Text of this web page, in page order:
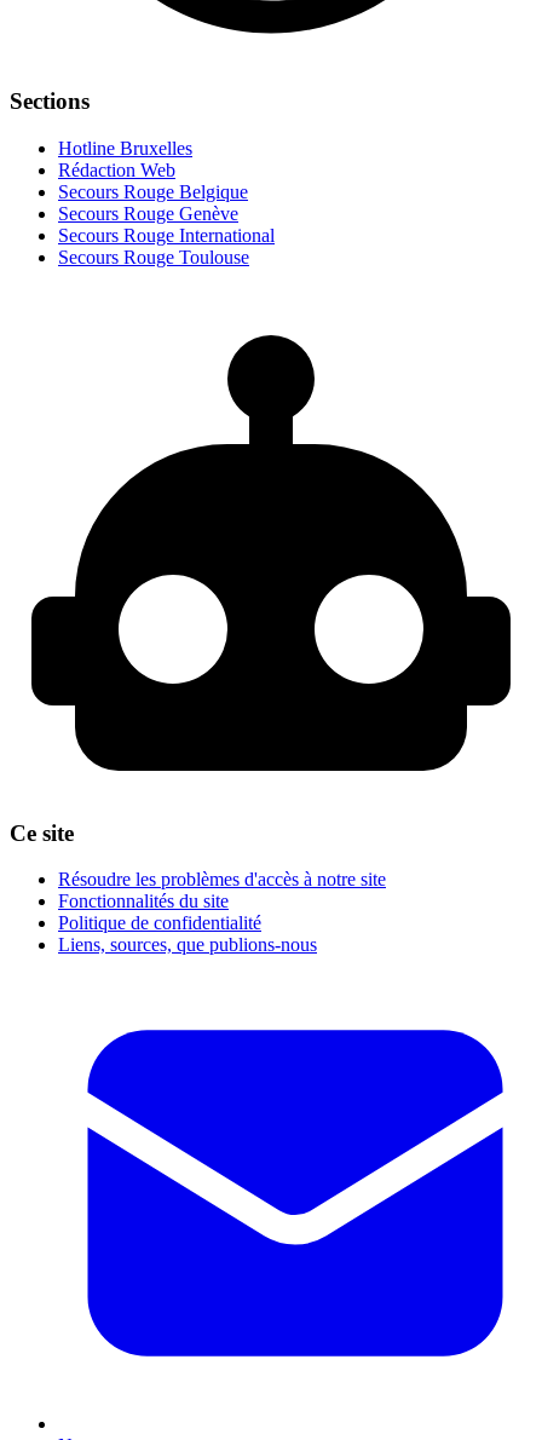
Sections
Hotline Bruxelles
Rédaction Web
Secours Rouge Belgique
Secours Rouge Genève
Secours Rouge International
Secours Rouge Toulouse
Ce site
Résoudre les problèmes d'accès à notre site
Fonctionnalités du site
Politique de confidentialité
Liens, sources, que publions-nous